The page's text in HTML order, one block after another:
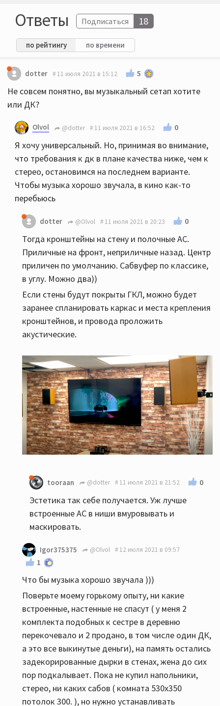
Ответы Подписаться 18
по рейтингу по времени
dotter 11 июля 2021 в 15:12 5
Не совсем понятно, вы музыкальный сетап хотите
или ДК?
Olvol @dotter 11 июля 2021 в 16:52 0
Я хочу универсальный. Но, принимая во внимание,
что требования к дк в плане качества ниже, чем к
стерео, остановимся на последнем варианте.
Чтобы музыка хорошо звучала, в кино как-то
перебьюсь
dotter @Olvol 11 июля 2021 в 20:23 0
Тогда кронштейны на стену и полочные АС.
Приличные на фронт, неприличные назад. Центр
приличен по умолчанию. Сабвуфер по классике,
в углу. Можно два))
Если стены будут покрыты ГКЛ, можно будет
заранее спланировать каркас и места крепления
кронштейнов, и провода проложить
акустические.
tooraan @dotter 11 июля 2021 в 21:52 0
Эстетика так себе получается. Уж лучше
встроенные АС в ниши вмуровывать и
маскировать.
Igor375375 @Olvol 12 июля 2021 в 09:57
1
Что бы музыка хорошо звучала )))
Поверьте моему горькому опыту, ни какие
встроенные, настенные не спасут ( у меня 2
комплекта подобных к сестре в деревню
перекочевало и 2 продано, в том числе один ДК,
а это все выкинутые деньги), на память остались
задекорированные дырки в стенах, жена до сих
пор подкалывает. Пока не купил напольники,
стерео, ни каких сабов ( комната 530х350
потолок 300. ), но нужно устанавливать